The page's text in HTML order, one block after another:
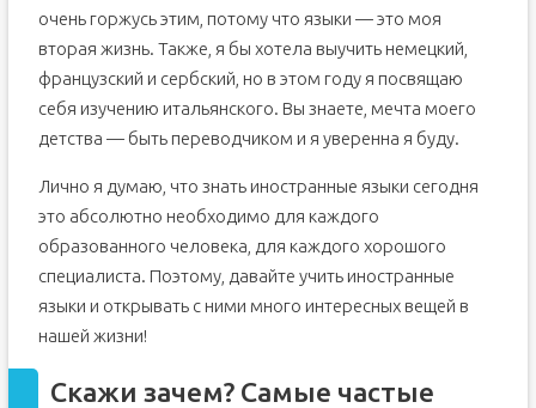
очень горжусь этим, потому что языки — это моя
вторая жизнь. Также, я бы хотела выучить немецкий,
французский и сербский, но в этом году я посвящаю
себя изучению итальянского. Вы знаете, мечта моего
детства — быть переводчиком и я уверенна я буду.
Лично я думаю, что знать иностранные языки сегодня
это абсолютно необходимо для каждого
образованного человека, для каждого хорошого
специалиста. Поэтому, давайте учить иностранные
языки и открывать с ними много интересных вещей в
нашей жизни!
Скажи зачем? Самые частые